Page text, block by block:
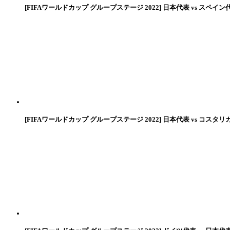
[FIFAワールドカップ グループステージ 2022] 日本代表 vs スペイン
[FIFAワールドカップ グループステージ 2022] 日本代表 vs コスタリ